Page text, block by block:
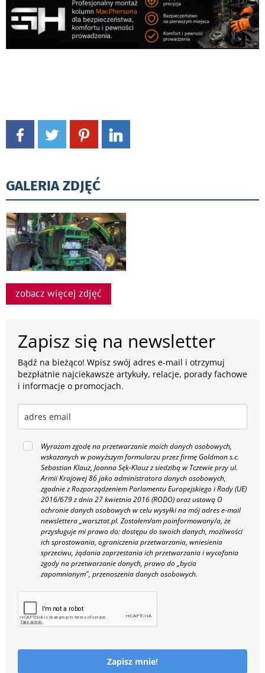
GALERIA ZDJĘĆ
zobacz więcej zdjęć
Zapisz się na newsletter
Bądź na bieżąco! Wpisz swój adres e-mail i otrzymuj
bezpłatnie najciekawsze artykuły, relacje, porady fachowe
i informacje o promocjach.
Wyrażam zgodę na przetwarzanie moich danych osobowych,
wskazanych w powyższym formularzu przez firmę Goldman s.c.
Sebastian Klauz, Joanna Sęk-Klauz z siedzibą w Tczewie przy ul.
Armii Krajowej 86 jako administratora danych osobowych,
zgodnie z Rozporządzeniem Parlamentu Europejskiego i Rady (UE)
2016/679 z dnia 27 kwietnia 2016 (RODO) oraz ustawą O
ochronie danych osobowych w celu wysyłki na mój adres e-mail
newslettera „warsztat.pl. Zostałem/am poinformowany/a, że
przysługuje mi prawo do: dostępu do swoich danych, możliwości
ich sprostowania, ograniczenia przetwarzania, wniesienia
sprzeciwu, żądania zaprzestania ich przetwarzania i wycofania
zgody na przetwarzanie danych, prawo do „bycia
zapomnianym", przenoszenia danych osobowych.
Zapisz mnie!